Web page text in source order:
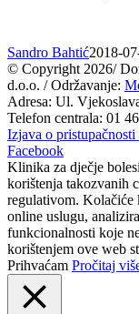
Sandro Bahtić2018-
© Copyright2026/
d.o.o. / Održavanje:
Adresa: Ul.
Telefon centrala: 01
Izjava o pristupačnosti
Facebook
Klinika za dječje
korištenja takozvanih
regulativom. Kolačiće
online uslugu,
funkcionalnosti koje
korištenjem ove web
Prihvaćam Pročitaj